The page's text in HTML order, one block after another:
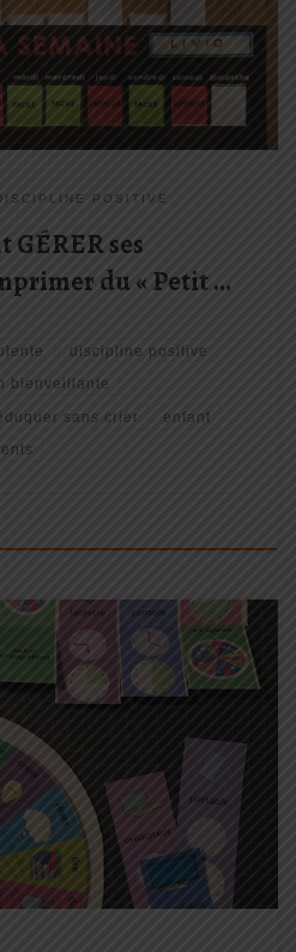
par l’une (Anne-Claire) et
POSITIVE
GÉRER ses
du « Petit …
discipline positive
bienveillante
sans crier enfant
en crise est le premier
Corazza et Anne-Claire
fruit d’une rencontre lors d’un
par l’une (Anne-Claire) et